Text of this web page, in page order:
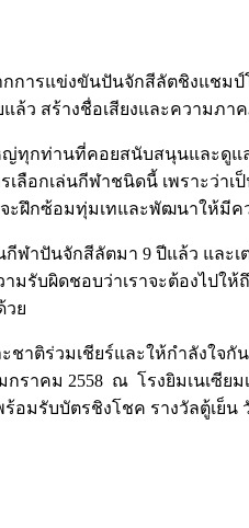
การแข่งขันปันจักสีลัตชิงแชมป์
ล้ว สร้างชื่อเสียงและความภา
ญ่ทุกท่านที่คอยสนับสนุนและดู
ลือกเล่นกีฬาชนิดนี้ เพราะว่าเ
จะฝึกซ้อมทุ่มเทและพัฒนาให้มี
ฬาปันจักสีลัตมา 9 ปีแล้ว และ
รับผิดชอบว่าเราจะต้องไปให้
วย
าติร่วมเชียร์และให้กำลังใจ
ราคม 2558 ณ โรงยิมเนเซีย
มรับบัตรชิงโชค รางวัลตู้เย็น